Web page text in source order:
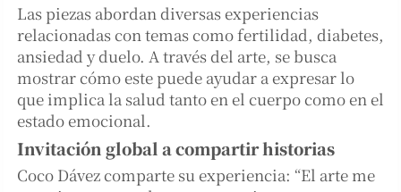
Las piezas abordan diversas experiencias
relacionadas con temas como fertilidad, diabetes,
ansiedad y duelo. A través del arte, se busca
mostrar cómo este puede ayudar a expresar lo
que implica la salud tanto en el cuerpo como en el
estado emocional.
Invitación global a compartir historias
Coco Dávez comparte su experiencia: “El arte me